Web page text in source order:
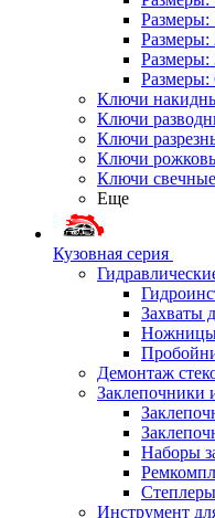
Размеры:
Размеры:
Размеры:
Размеры:
Ключи
Ключи
Ключи
Ключи
Ключи
Еще
Кузовная серия
Захваты
Ножницы
Демонтаж
Заклепочники
Наборы
Инструмент